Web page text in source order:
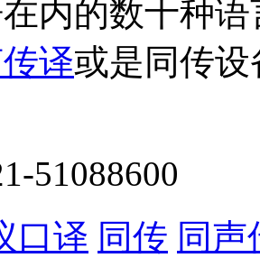
内的数十种语
译或是同传
51088600
口译 同传 同声